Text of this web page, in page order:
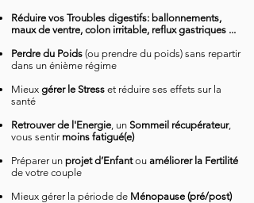
Réduire vos Troubles digestifs: ballonnements,
maux de ventre, colon irritable, reflux gastriques ...
Perdre du Poids (ou prendre du poids) sans repartir
dans un énième régime
Mieux gérerle Stress ​ et réduire ses effets sur la
santé
Retrouver de l'Energie, un Sommeil récupérateur,
vous sentir moins fatigué(e)
Préparer un projet d’Enfantou améliorer la Fertilité
de votre couple
Mieux gérer la période de Ménopause (pré/post)